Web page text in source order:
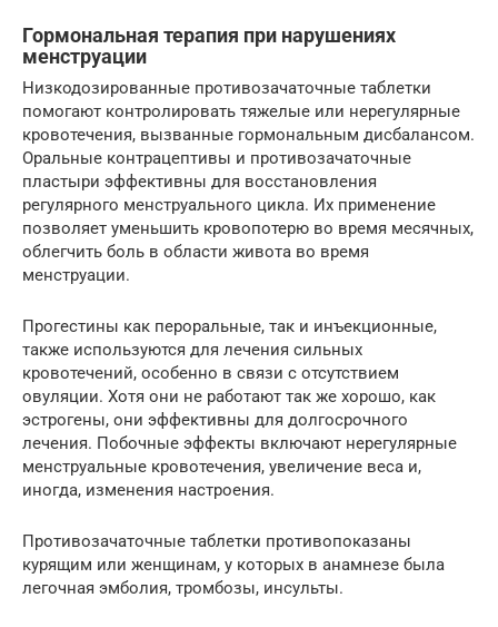
Гормональная терапия при нарушениях
менструации
Низкодозированные противозачаточные таблетки
помогают контролировать тяжелые или нерегулярные
кровотечения, вызванные гормональным дисбалансом.
Оральные контрацептивы и противозачаточные
пластыри эффективны для восстановления
регулярного менструального цикла. Их применение
позволяет уменьшить кровопотерю во время месячных,
облегчить боль в области живота во время
менструации.
Прогестины как пероральные, так и инъекционные,
также используются для лечения сильных
кровотечений, особенно в связи с отсутствием
овуляции. Хотя они не работают так же хорошо, как
эстрогены, они эффективны для долгосрочного
лечения. Побочные эффекты включают нерегулярные
менструальные кровотечения, увеличение веса и,
иногда, изменения настроения.
Противозачаточные таблетки противопоказаны
курящим или женщинам, у которых в анамнезе была
легочная эмболия, тромбозы, инсульты.